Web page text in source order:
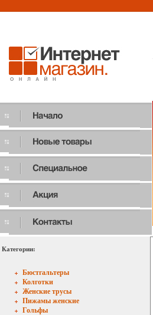
Категории:
Бюстгальтеры
Колготки
Женские трусы
Пижамы женские
Гольфы